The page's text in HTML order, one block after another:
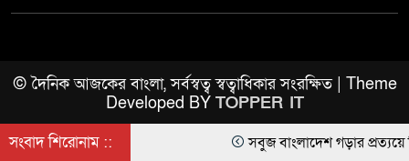
© দৈনিক আজকের বাংলা, সর্বস্বত্ব স্বত্বাধিকার সংরক্ষিত | Theme
Developed BY TOPPER IT
সংবাদ শিরোনাম ::
সবুজ বাংলাদেশ গড়ার প্রত্যয়ে